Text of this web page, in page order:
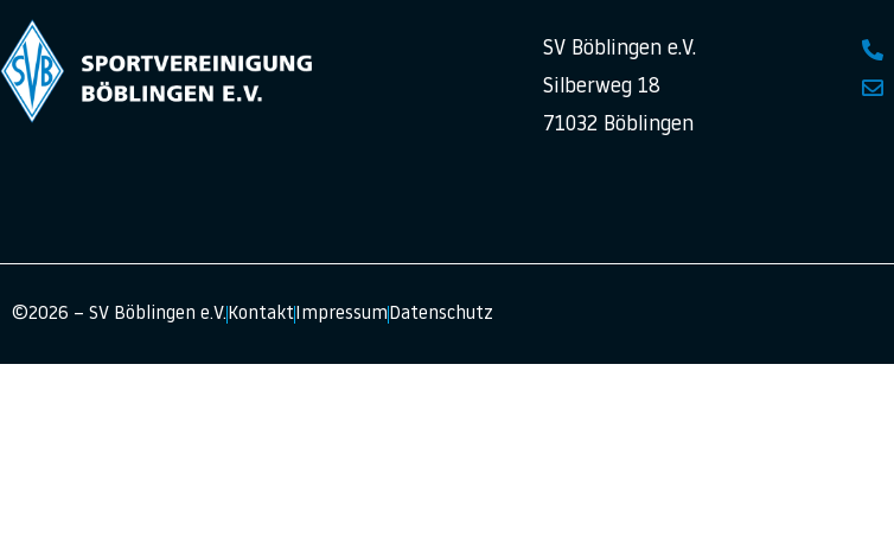
SV Böblingen e.V.
Silberweg 18
71032 Böblingen
©2026 – SV Böblingen e.V.KontaktImpressumDatenschutz